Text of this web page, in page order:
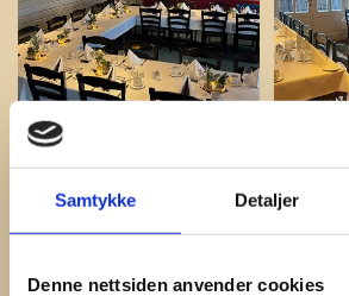
Samtykke Detaljer
Denne nettsiden anvender cookies